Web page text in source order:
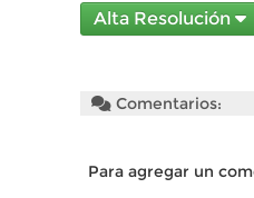
Alta Resolución
Comentarios:
Para agregar un